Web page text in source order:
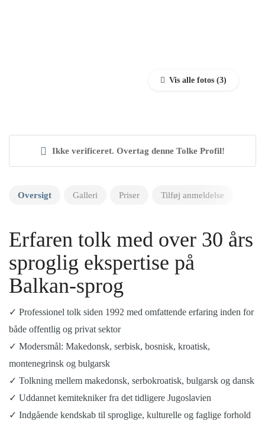
Vis alle fotos
Ikke verificeret. Overtag denne Tolke Profil!
Oversigt Galleri Priser Tilføj anmeldelse
Erfaren tolk med over 30 års
sproglig ekspertise på
Balkan-sprog
✓ Professionel tolk siden 1992 med omfattende erfaring inden for
både offentlig og privat sektor
✓ Modersmål: Makedonsk, serbisk, bosnisk, kroatisk,
montenegrinsk og bulgarsk
✓ Tolkning mellem makedonsk, serbokroatisk, bulgarsk og dansk
✓ Uddannet kemitekniker fra det tidligere Jugoslavien
✓ Indgående kendskab til sproglige, kulturelle og faglige forhold